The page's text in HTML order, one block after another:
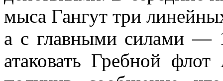
мыса Гангут три
а с главными силами —
атаковать Гребной